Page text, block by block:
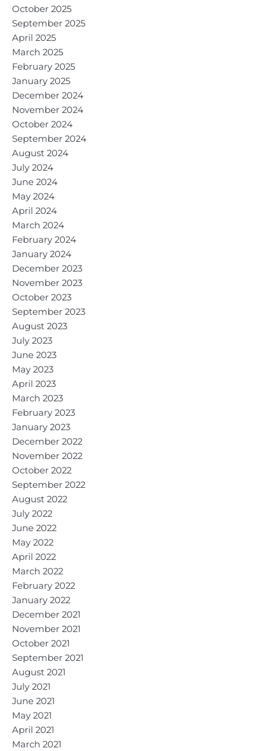
October 2025
September 2025
April 2025
March 2025
February 2025
January 2025
December 2024
November 2024
October 2024
September 2024
August 2024
July 2024
June 2024
May 2024
April 2024
March 2024
February 2024
January 2024
December 2023
November 2023
October 2023
September 2023
August 2023
July 2023
June 2023
May 2023
April 2023
March 2023
February 2023
January 2023
December 2022
November 2022
October 2022
September 2022
August 2022
July 2022
June 2022
May 2022
April 2022
March 2022
February 2022
January 2022
December 2021
November 2021
October 2021
September 2021
August 2021
July 2021
June 2021
May 2021
April 2021
March 2021